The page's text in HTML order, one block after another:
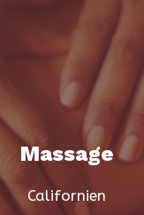
Massage
Californien